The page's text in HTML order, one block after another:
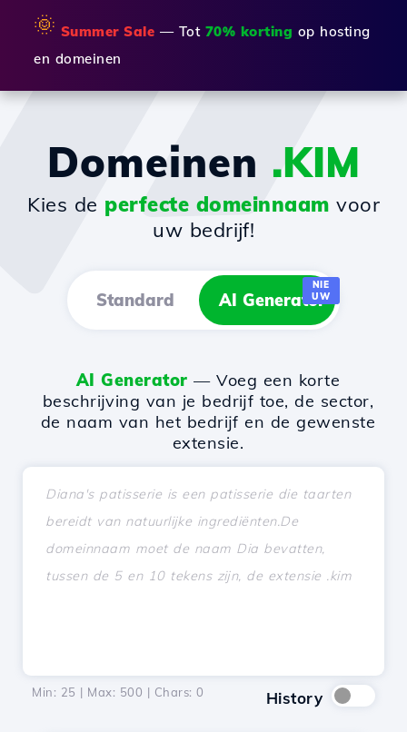
🌞 Summer Sale — Tot 70% korting op hosting
en domeinen
Domeinen .KIM
Kies de perfecte domeinnaam voor
uw bedrijf!
Standard AI Generator
NIE
UW
AI Generator — Voeg een korte
beschrijving van je bedrijf toe, de sector,
de naam van het bedrijf en de gewenste
extensie.
Min: 25 | Max: 500 | Chars: 0 History